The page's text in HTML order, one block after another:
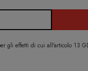
gli effetti di cui all'articolo 13